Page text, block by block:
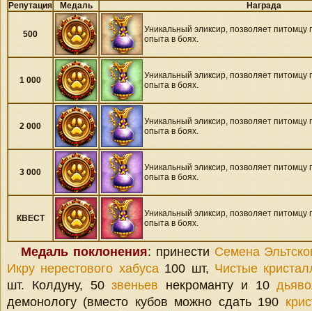
Репутация Медаль Награда
500
Уникальный эликсир, позволяет питомцу
опыта в боях.
1 000
Уникальный эликсир, позволяет питомцу
опыта в боях.
2 000
Уникальный эликсир, позволяет питомцу
опыта в боях.
3 000
Уникальный эликсир, позволяет питомцу
опыта в боях.
КВЕСТ
Уникальный эликсир, позволяет питомцу
опыта в боях.
Медаль поклонения: принести Семена
Икру нерестового хабуса100 шт, Чистые
шт. Колдуну, 50звеньев некроманту и 10
демонологу (вместо кубов можно сдать 190